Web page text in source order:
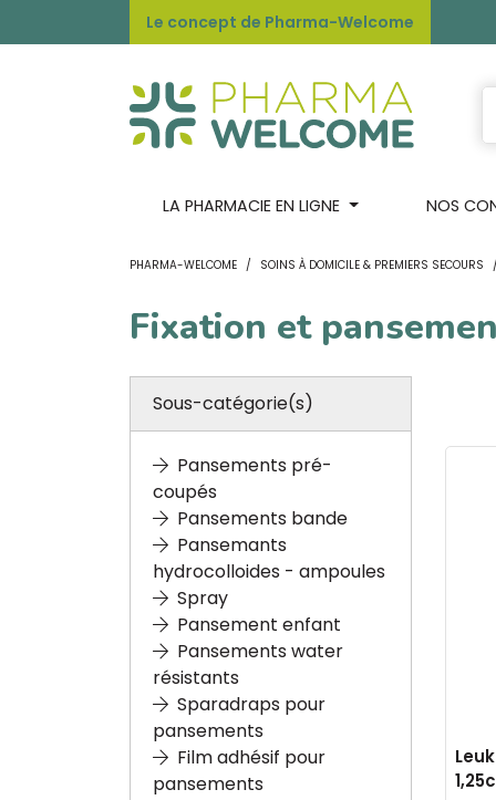
Le concept de Pharma-Welcome
LA PHARMACIE EN LIGNE NOS
PHARMA-WELCOME SOINS À DOMICILE & PREMIERS SECOURS
Fixation et
Sous-catégorie(s)
Pansements pré-
coupés
Pansements bande
Pansemants
hydrocolloides - ampoules
Spray
Pansement enfant
Pansements water
résistants
Sparadraps pour
pansements
Film adhésif pour
pansements